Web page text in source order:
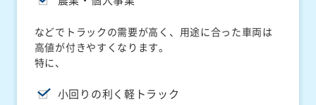
などでトラックの需要が高く、用途に合った車両は
高値が付きやすくなります。
特に、
小回りの利く軽トラック